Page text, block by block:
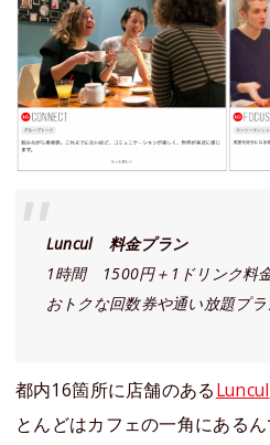
Luncul 料金プラン
1時間 1500円＋1ドリンク料
おトクな回数券や通い放題プ
都内16箇所に店舗のあるLuncul
とんどはカフェの一角にある